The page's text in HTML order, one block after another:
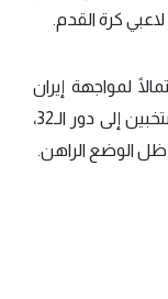
كرة القدم.
لمواجهة إيران
مع الولايات المتحدة في حال تأهل كلا المنتخبين إلى دور الـ32،
الوضع الراهن.